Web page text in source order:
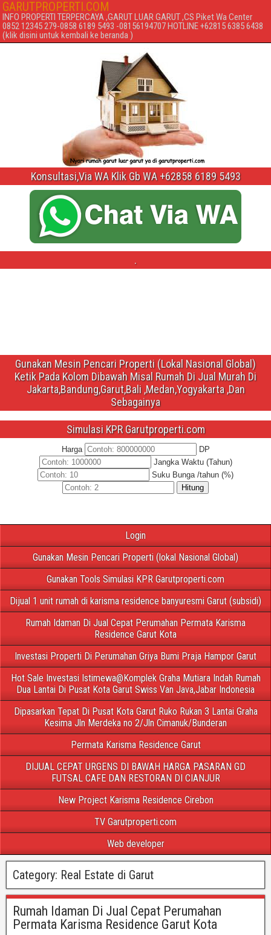
GARUTPROPERTI.COM
INFO PROPERTI TERPERCAYA ,GARUT LUAR GARUT ,CS Piket Wa Center
0852 12345 279-0858 6189 5493 -08156194707 HOTLINE +62815 6385 6438
(klik disini untuk kembali ke beranda )
Konsultasi,Via WA Klik Gb WA +62858 6189 5493
.
Gunakan Mesin Pencari Properti (Lokal Nasional Global)
Ketik Pada Kolom Dibawah Misal Rumah Di Jual Murah Di
Jakarta,Bandung,Garut,Bali ,Medan,Yogyakarta ,Dan
Sebagainya
Simulasi KPR Garutproperti.com
Harga
DP
Jangka Waktu (Tahun)
Suku Bunga /tahun (%)
Hitung
Login
Gunakan Mesin Pencari Properti (lokal Nasional Global)
Gunakan Tools Simulasi KPR Garutproperti.com
Dijual 1 unit rumah di karisma residence banyuresmi Garut (subsidi)
Rumah Idaman Di Jual Cepat Perumahan Permata Karisma
Residence Garut Kota
Investasi Properti Di Perumahan Griya Bumi Praja Hampor Garut
Hot Sale Investasi Istimewa@Komplek Graha Mutiara Indah Rumah
Dua Lantai Di Pusat Kota Garut Swiss Van Java,Jabar Indonesia
Dipasarkan Tepat Di Pusat Kota Garut Ruko Rukan 3 Lantai Graha
Kesima Jln Merdeka no 2/Jln Cimanuk/Bunderan
Permata Karisma Residence Garut
DIJUAL CEPAT URGENS DI BAWAH HARGA PASARAN GD
FUTSAL CAFE DAN RESTORAN DI CIANJUR
New Project Karisma Residence Cirebon
TV Garutproperti.com
Web developer
Category: Real Estate di Garut
Rumah Idaman Di Jual Cepat Perumahan
Permata Karisma Residence Garut Kota